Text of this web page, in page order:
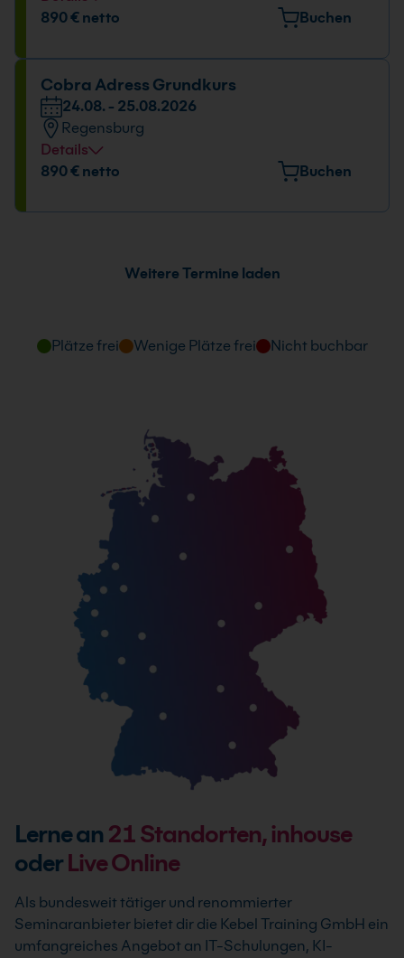
Veranstaltungsort
Datum und Uhrzeit
24.08. - 25.08.2026
09:00 - 16:00 Uhr
890 € netto Buchen
Cobra Adress Grundkurs
24.08. - 25.08.2026
Regensburg
Details
Veranstaltungsort
24.08. - 25.08.2026
890 € netto Buchen
Weitere Termine laden
Plätze frei Wenige Plätze frei Nicht buchbar
Lerne an 21Standorten, inhouse
oderLive Online
Als bundesweit tätiger und renommierter
Seminaranbieter bietet dir die Kebel Training GmbH ein
umfangreiches Angebot an IT-Schulungen, KI-